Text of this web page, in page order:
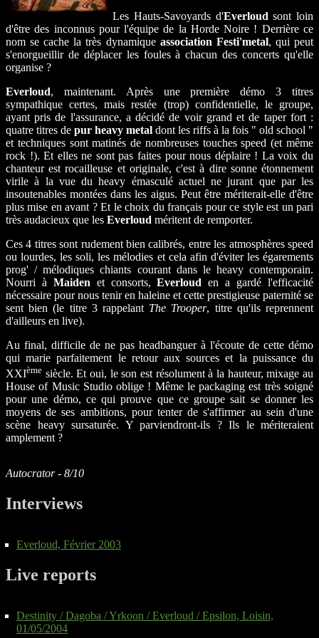
Les Hauts-Savoyards d'Everloud sont loin
d'être des inconnus pour l'équipe de la Horde Noire ! Derrière ce
nom se cache la très dynamique association Festi'metal, qui peut
s'enorgueillir de déplacer les foules à chacun des concerts qu'elle
organise ?
Everloud, maintenant. Après une première démo 3 titres
sympathique certes, mais restée (trop) confidentielle, le groupe,
ayant pris de l'assurance, a décidé de voir grand et de taper fort :
quatre titres de pur heavy metal dont les riffs à la fois " old school "
et techniques sont matinés de nombreuses touches speed (et même
rock !). Et elles ne sont pas faites pour nous déplaire ! La voix du
chanteur est rocailleuse et originale, c'est à dire sonne étonnement
virile à la vue du heavy émasculé actuel ne jurant que par les
insoutenables montées dans les aigus. Peut être mériterait-elle d'être
plus mise en avant ? Et le choix du français pour ce style est un pari
très audacieux que les Everloud méritent de remporter.
Ces 4 titres sont rudement bien calibrés, entre les atmosphères speed
ou lourdes, les soli, les mélodies et cela afin d'éviter les égarements
prog' / mélodiques chiants courant dans le heavy contemporain.
Nourri à Maiden et consorts,Everloud en a gardé l'efficacité
nécessaire pour nous tenir en haleine et cette prestigieuse paternité se
sent bien (le titre 3 rappelant The Trooper, titre qu'ils reprennent
d'ailleurs en live).
Au final, difficile de ne pas headbanguer à l'écoute de cette démo
qui marie parfaitement le retour aux sources et la puissance du
XXIème siècle. Et oui, le son est résolument à la hauteur, mixage au
House of Music Studio oblige ! Même le packaging est très soigné
pour une démo, ce qui prouve que ce groupe sait se donner les
moyens de ses ambitions, pour tenter de s'affirmer au sein d'une
scène heavy sursaturée. Y parviendront-ils ? Ils le mériteraient
amplement ?
Autocrator - 8/10
Interviews
Everloud, Février 2003
Live reports
Destinity / Dagoba / Yrkoon / Everloud / Epsilon, Loisin,
01/05/2004